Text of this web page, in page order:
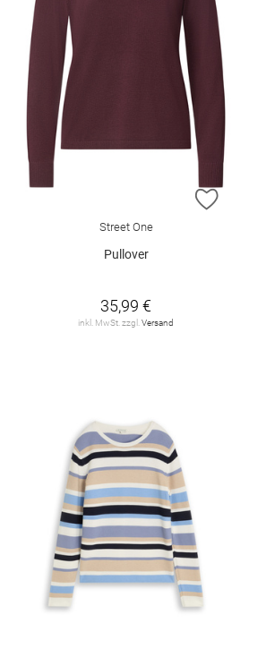
ZUR
Street One
Pullover
35,99 €
inkl. MwSt. zzgl.Versand